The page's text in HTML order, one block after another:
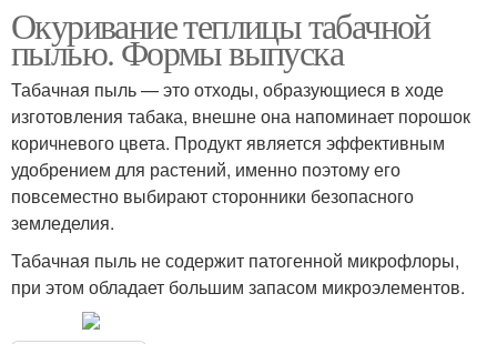
Окуривание теплицы табачной
пылью. Формы выпуска
Табачная пыль — это отходы, образующиеся в ходе
изготовления табака, внешне она напоминает порошок
коричневого цвета. Продукт является эффективным
удобрением для растений, именно поэтому его
повсеместно выбирают сторонники безопасного
земледелия.
Табачная пыль не содержит патогенной микрофлоры,
при этом обладает большим запасом микроэлементов.